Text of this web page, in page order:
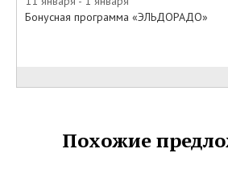
«Эльдорадо» и в интернет-
магазине компании в День своего
Бонусная программа «ЭЛЬДОРАДО»
Похожие